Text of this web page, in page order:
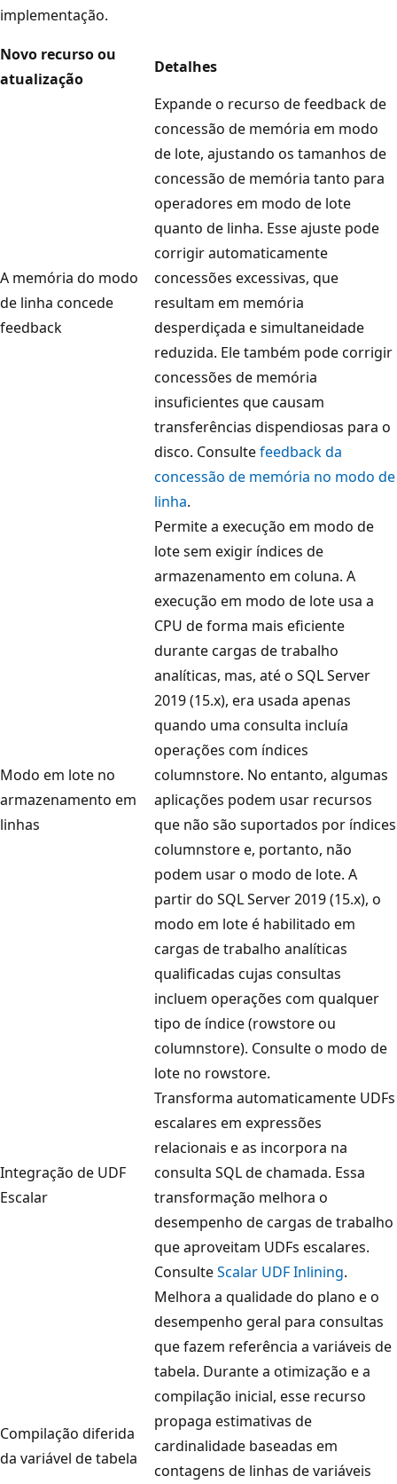
implementação.
Novo recurso ou
atualização
Detalhes
A memória do modo
de linha concede
feedback
Expande o recurso de feedback de
concessão de memória em modo
de lote, ajustando os tamanhos de
concessão de memória tanto para
operadores em modo de lote
quanto de linha. Esse ajuste pode
corrigir automaticamente
concessões excessivas, que
resultam em memória
desperdiçada e simultaneidade
reduzida. Ele também pode corrigir
concessões de memória
insuficientes que causam
transferências dispendiosas para o
disco. Consultefeedback da
concessão de memória no modo de
linha.
Modo em lote no
armazenamento em
linhas
Permite a execução em modo de
lote sem exigir índices de
armazenamento em coluna. A
execução em modo de lote usa a
CPU de forma mais eficiente
durante cargas de trabalho
analíticas, mas, até o SQL Server
2019 (15.x), era usada apenas
quando uma consulta incluía
operações com índices
columnstore. No entanto, algumas
aplicações podem usar recursos
que não são suportados por índices
columnstore e, portanto, não
podem usar o modo de lote. A
partir do SQL Server 2019 (15.x), o
modo em lote é habilitado em
cargas de trabalho analíticas
qualificadas cujas consultas
incluem operações com qualquer
tipo de índice (rowstore ou
columnstore). Consulte o modo de
lote no rowstore.
Integração de UDF
Escalar
Transforma automaticamente UDFs
escalares em expressões
relacionais e as incorpora na
consulta SQL de chamada. Essa
transformação melhora o
desempenho de cargas de trabalho
que aproveitam UDFs escalares.
ConsulteScalar UDF Inlining.
Compilação diferida
da variável de tabela
Melhora a qualidade do plano e o
desempenho geral para consultas
que fazem referência a variáveis de
tabela. Durante a otimização e a
compilação inicial, esse recurso
propaga estimativas de
cardinalidade baseadas em
contagens de linhas de variáveis